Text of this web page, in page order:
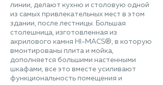
линии, делают кухню и столовую одной
из самых привлекательных мест в этом
здании, после лестницы. Большая
столешница, изготовленная из
акрилового камня HI-MACS®, в которую
вмонтированы плита и мойка,
дополняется большими настенными
шкафами, все это вместе усиливают
функциональность помещения и